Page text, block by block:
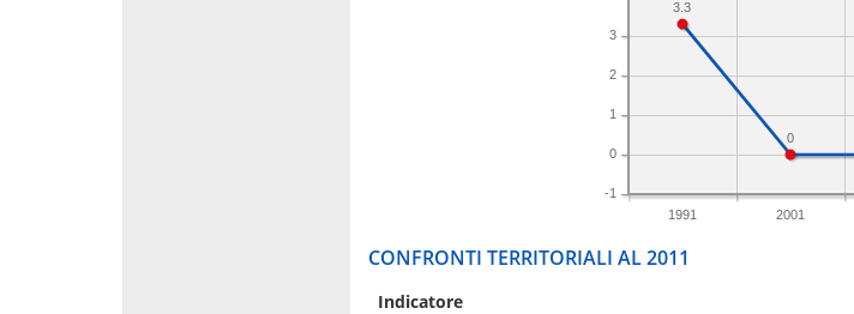
1991 2001
-1
0
1
2
3
0
3.3
CONFRONTI TERRITORIALI AL 2011
Indicatore